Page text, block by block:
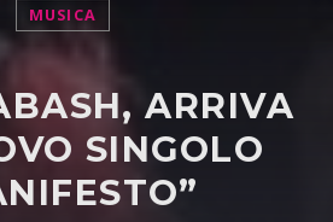
MUSICA
ARRIVA
SINGOLO